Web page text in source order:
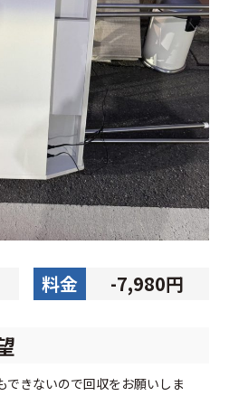
料金 -7,980円
できないので回収をお願いしま